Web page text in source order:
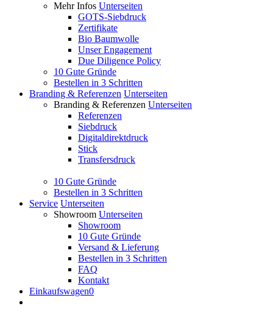
Mehr Infos Unterseiten
GOTS-Siebdruck
Zertifikate
Bio Baumwolle
Unser Engagement
Due Diligence Policy
10 Gute Gründe
Bestellen in 3 Schritten
Branding & Referenzen Unterseiten
Branding & Referenzen Unterseiten
Referenzen
Siebdruck
Digitaldirektdruck
Stick
Transfersdruck
10 Gute Gründe
Bestellen in 3 Schritten
Service Unterseiten
Showroom Unterseiten
Showroom
10 Gute Gründe
Versand & Lieferung
Bestellen in 3 Schritten
FAQ
Kontakt
Einkaufswagen0